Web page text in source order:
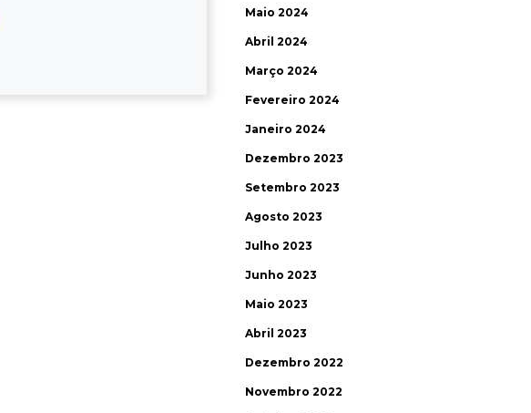
Maio 2024
Abril 2024
Março 2024
Fevereiro 2024
Janeiro 2024
Dezembro 2023
Setembro 2023
Agosto 2023
Julho 2023
Junho 2023
Maio 2023
Abril 2023
Dezembro 2022
Novembro 2022